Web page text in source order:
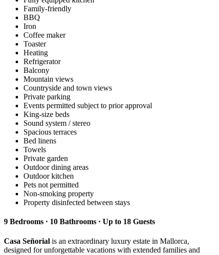
Family-friendly
BBQ
Iron
Coffee maker
Toaster
Heating
Refrigerator
Balcony
Mountain views
Countryside and town views
Private parking
Events permitted subject to prior approval
King-size beds
Sound system / stereo
Spacious terraces
Bed linens
Towels
Private garden
Outdoor dining areas
Outdoor kitchen
Pets not permitted
Non-smoking property
Property disinfected between stays
9 Bedrooms · 10 Bathrooms · Up to 18 Guests
Casa Señorial is an extraordinary luxury estate in Mallorca,
designed for unforgettable vacations with extended families and